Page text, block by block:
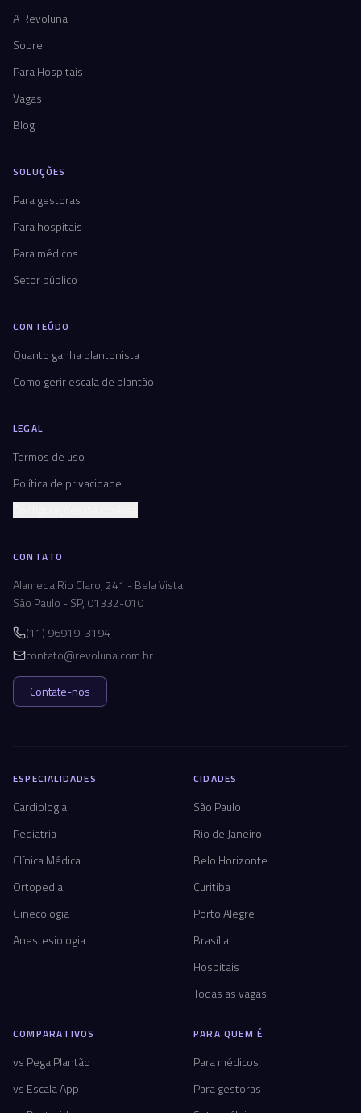
A Revoluna
Sobre
Para Hospitais
Vagas
Blog
SOLUÇÕES
Para gestoras
Para hospitais
Para médicos
Setor público
CONTEÚDO
Quanto ganha plantonista
Como gerir escala de plantão
LEGAL
Termos de uso
Política de privacidade
CONTATO
Alameda Rio Claro, 241 - Bela Vista
São Paulo - SP, 01332-010
(11) 96919-3194
contato@revoluna.com.br
Contate-nos
ESPECIALIDADES
Cardiologia
Pediatria
Clínica Médica
Ortopedia
Ginecologia
Anestesiologia
CIDADES
São Paulo
Rio de Janeiro
Belo Horizonte
Curitiba
Porto Alegre
Brasília
Hospitais
Todas as vagas
COMPARATIVOS
vs Pega Plantão
vs Escala App
PARA QUEM É
Para médicos
Para gestoras